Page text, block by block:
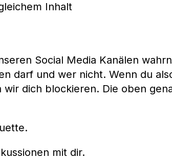
Inhalt
Social Media Kanälen
darf und wer nicht. Wenn du
dich blockieren. Die oben
mit dir.